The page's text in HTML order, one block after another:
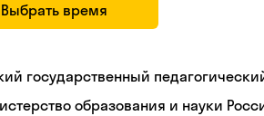
Выбрать время
государственный
образования и науки